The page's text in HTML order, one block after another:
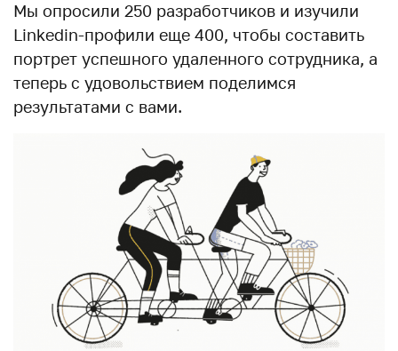
Мы опросили 250 разработчиков и изучили
Linkedin-профили еще 400, чтобы составить
портрет успешного удаленного сотрудника, а
теперь с удовольствием поделимся
результатами с вами.